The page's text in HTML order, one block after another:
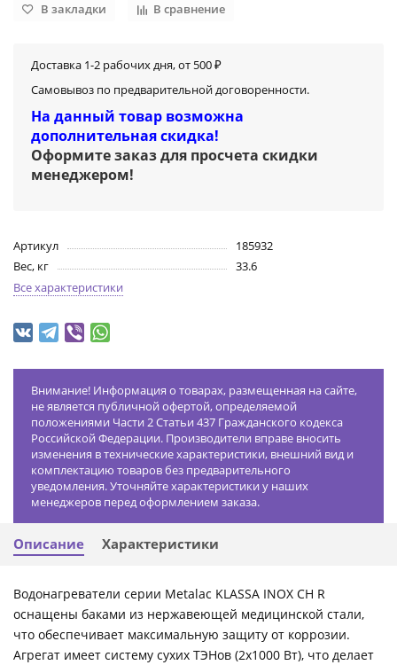
В закладки В сравнение
Доставка 1-2 рабочих дня, от 500 ₽
Самовывоз по предварительной договоренности.
На данный товар возможна
дополнительная скидка!
Оформите заказ для просчета скидки
менеджером!
Артикул
185932
Вес, кг
33.6
Все характеристики
Внимание! Информация о товарах, размещенная на сайте,
не является публичной офертой, определяемой
положениями Части 2 Статьи 437 Гражданского кодекса
Российской Федерации. Производители вправе вносить
изменения в технические характеристики, внешний вид и
комплектацию товаров без предварительного
уведомления. Уточняйте характеристики у наших
менеджеров перед оформлением заказа.
Описание Характеристики
Водонагреватели серии Metalac KLASSA INOX CH R
оснащены баками из нержавеющей медицинской стали,
что обеспечивает максимальную защиту от коррозии.
Агрегат имеет систему сухих ТЭНов (2х1000 Вт), что делает